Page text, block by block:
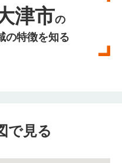
津市の
の特徴を知る
で見る